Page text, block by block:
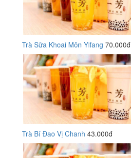
Trà Sữa Khoai Môn Yifang 70.000đ
Trà Bí Đao Vị Chanh 43.000đ